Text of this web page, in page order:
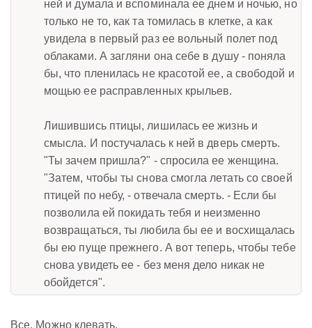
ней и думала и вспоминала ее днем и ночью, но
только не то, как та томилась в клетке, а как
увидела в первый раз ее вольный полет под
облаками. А загляни она себе в душу - поняла
бы, что пленилась не красотой ее, а свободой и
мощью ее расправленных крыльев.
Лишившись птицы, лишилась ее жизнь и
смысла. И постучалась к ней в дверь смерть.
"Ты зачем пришла?" - спросила ее женщина.
"Затем, чтобы ты снова смогла летать со своей
птицей по небу, - отвечала смерть. - Если бы
позволила ей покидать тебя и неизменно
возвращаться, ты любила бы ее и восхищалась
бы ею пуще прежнего. А вот теперь, чтобы тебе
снова увидеть ее - без меня дело никак не
обойдется".
Все. Можно клевать.